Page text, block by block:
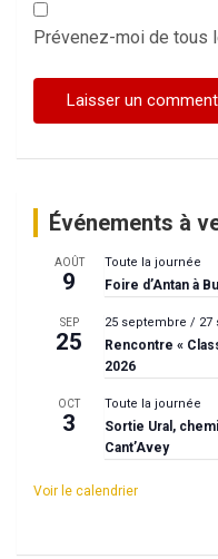
Prévenez-moi de tous
Événements à
AOÛT
9
Toute la journée
Foire d’Antan à
SEP
25
25 septembre / 27
Rencontre «
2026
OCT
3
Toute la journée
Sortie Ural,
Cant’Avey
Voir le calendrier